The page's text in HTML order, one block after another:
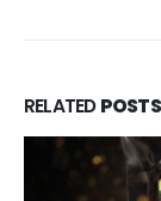
RELATEDPOSTS